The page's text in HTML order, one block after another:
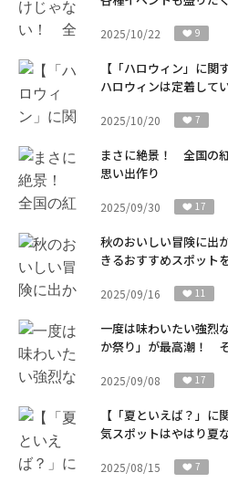
2025/10/22 9
【「ハロウィン」に関
ハロウィンは定着して
2025/10/20 7
まさに絶景！ 全国の
思い出作り
2025/09/30 17
秋のおいしい冒険に出
きるおすすめスポット
2025/09/16 11
一度は味わいたい強烈
か祭り」が最高潮！
2025/09/08 17
【「夏といえば？」
気スポットはやはり夏
2025/08/15 7